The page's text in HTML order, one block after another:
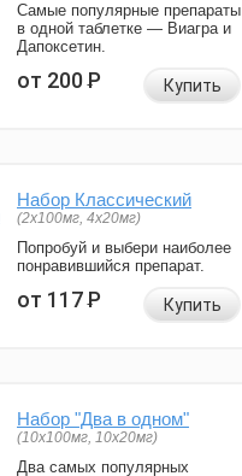
Самые популярные препараты
в одной таблетке — Виагра и
Дапоксетин.
от 200Р Купить
Набор Классический
(2x100мг, 4x20мг)
Попробуй и выбери наиболее
понравившийся препарат.
от 117Р Купить
Набор "Два в одном"
(10x100мг, 10x20мг)
Два самых популярных